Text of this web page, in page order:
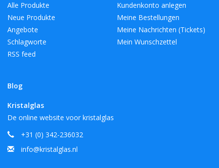
Alle Produkte
Neue Produkte
Angebote
Schlagworte
RSS feed
Blog
Kundenkonto anlegen
Meine Bestellungen
Meine Nachrichten (Tickets)
Mein Wunschzettel
Kristalglas
De online website voor kristalglas
+31 (0) 342-236032
info@kristalglas.nl